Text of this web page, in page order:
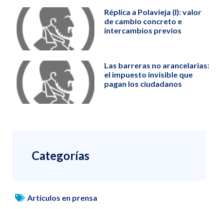
Réplica a Polavieja (I): valor
de cambio concreto e
intercambios previos
Las barreras no arancelarias:
el impuesto invisible que
pagan los ciudadanos
Categorías
Artículos en prensa